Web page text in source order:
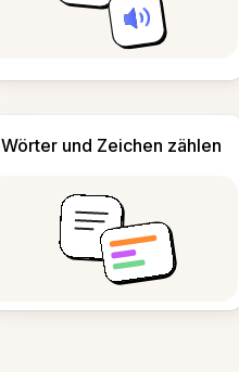
Wörter und Zeichen zählen